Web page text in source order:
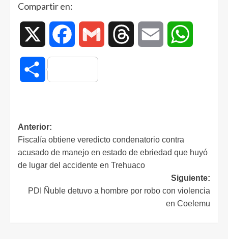
Compartir en:
Facebook Gmail Threads Email
Compartir
Anterior:
Fiscalía obtiene veredicto condenatorio contra
acusado de manejo en estado de ebriedad que huyó
de lugar del accidente en Trehuaco
Siguiente:
PDI Ñuble detuvo a hombre por robo con violencia
en Coelemu